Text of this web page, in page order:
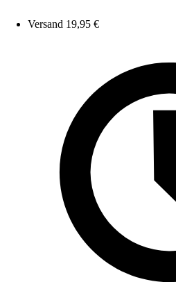
Versand 19,95 €